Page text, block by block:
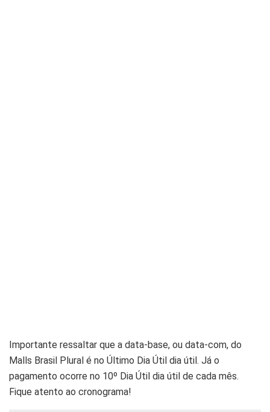
Importante ressaltar que a data-base, ou data-com, do
Malls Brasil Plural é no Último Dia Útil dia útil. Já o
pagamento ocorre no 10º Dia Útil dia útil de cada mês.
Fique atento ao cronograma!